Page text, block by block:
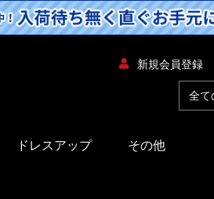
新規会員登録
ドレスアップ その他